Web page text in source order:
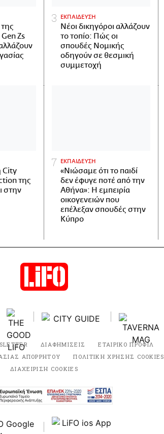
Zs
ΕΚΠΑΙΔΕΥΣΗ
Νέοι δικηγόροι αλλάζουν
το τοπίο: Πώς οι
σπουδές Νομικής
οδηγούν σε θεσμική
συμμετοχή
City
της
στην
ΕΚΠΑΙΔΕΥΣΗ
«Νιώσαμε ότι το παιδί
δεν έφυγε ποτέ από την
Αθήνα»: Η εμπειρία
οικογενειών που
επέλεξαν σπουδές στην
Κύπρο
ΔΙΑΦΗΜΙΣΕΙΣ ΕΤΑΙΡΙΚΟ ΠΡΟΦΙΛ
ΑΠΟΡΡΗΤΟΥ
ΠΟΛΙΤΙΚΗ ΧΡΗΣΗΣ COOKIES
ΔΙΑΧΕΙΡΙΣΗ COOKIES